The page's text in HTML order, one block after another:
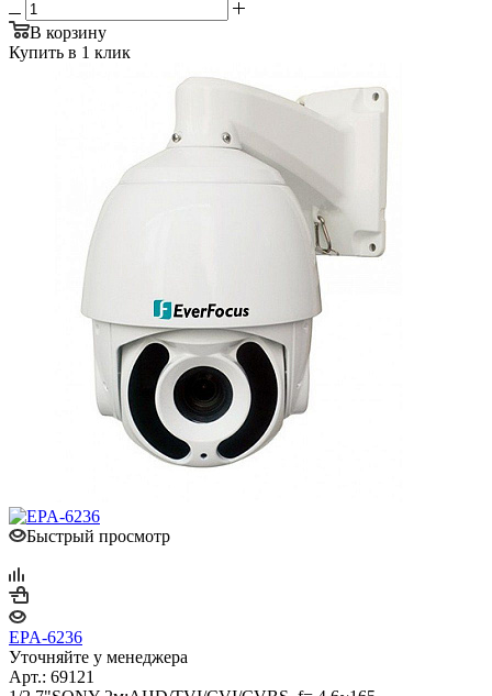
В корзину
Купить в 1 клик
Быстрый просмотр
EPA-6236
Уточняйте у менеджера
Арт.: 69121